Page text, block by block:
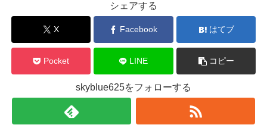
シェアする
X Facebook はてブ
Pocket LINE コピー
skyblue625をフォローする